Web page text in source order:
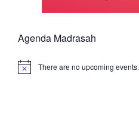
Agenda Madrasah
Notice There are no upcoming events.